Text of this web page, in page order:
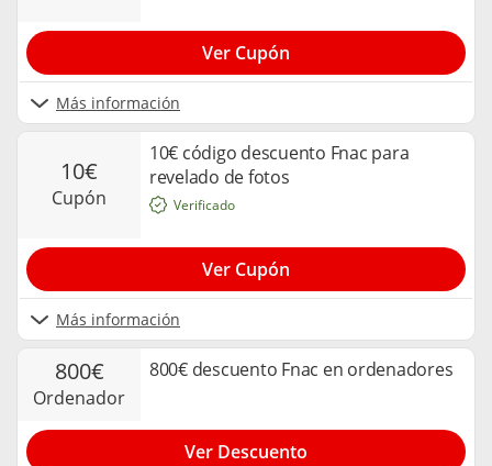
Más información
Ver Cupón
10€
cupón
10€ código descuento Fnac para
revelado de fotos
Más información
Verificado
Ver Cupón
800€
ordenador
800€ descuento Fnac en ordenadores
Ver Descuento